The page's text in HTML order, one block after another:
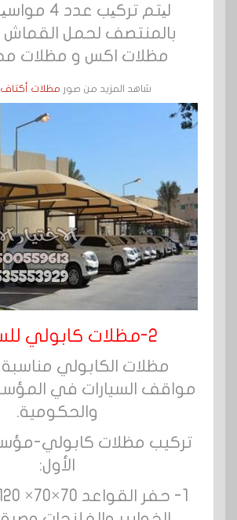
لیتم تركیب
بالمنتصف لحمل القماش
مظلات اكس و مظلات
شاهد المزيد من صور مظلات أكتاف
2-مظلات كابولي للسيارات
مظلات الكابولي
مواقف السيارات في
والحكومية.
تركيب مظلات كابولي-
الأول: